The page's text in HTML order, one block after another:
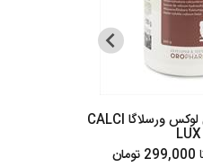
پودر کلسیم کلسی لوکس ورسلاگا CALCI
LUX